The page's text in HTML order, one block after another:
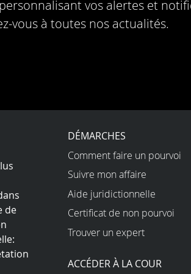
vos alertes et
vous à toutes nos actualités.
de
DÉMARCHES
Comment faire un pourvoi
Suivre mon affaire
Aide juridictionnelle
Certificat de non pourvoi
Trouver un expert
ACCÉDER À LA COUR